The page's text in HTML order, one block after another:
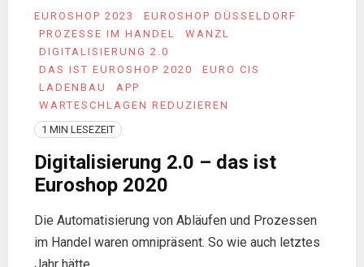
EUROSHOP 2023
EUROSHOP DÜSSELDORF
PROZESSE IM HANDEL
WANZL
DIGITALISIERUNG 2.0
DAS IST EUROSHOP 2020
EURO CIS
LADENBAU
APP
WARTESCHLAGEN REDUZIEREN
1 MIN LESEZEIT
Digitalisierung 2.0 – das ist
Euroshop 2020
Die Automatisierung von Abläufen und Prozessen
im Handel waren omnipräsent. So wie auch letztes